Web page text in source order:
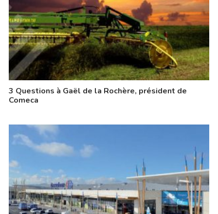
3 Questions à Gaël de la Rochère, président de
Comeca